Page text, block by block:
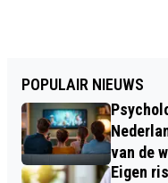
POPULAIR NIEUWS
van de
Eigen